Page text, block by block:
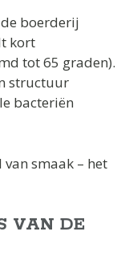
boerderij
kort
tot 65 graden).
structuur
bacteriën
smaak – het
VAN DE